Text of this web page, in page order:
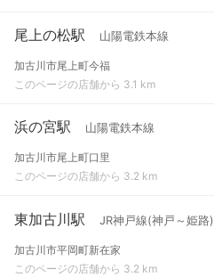
尾上の松駅 山陽電鉄本線
加古川市尾上町今福
このページの店舗から 3.1 km
浜の宮駅 山陽電鉄本線
加古川市尾上町口里
このページの店舗から 3.2 km
東加古川駅 JR神戸線(神戸～姫路)
加古川市平岡町新在家
このページの店舗から 3.2 km